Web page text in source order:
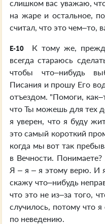
слишком вас уважаю,
на жаре и остальное,
считал, что это чем–то,
E-10
К тому же,
всегда стараюсь
чтобы что–нибудь
Писания и прошу Его
отъездом. "Помоги,
что Ты можешь для тех
я уверен, что я буду
это самый короткий
когда мы вот так
в Вечности.
Я – я – я этому верю. И
скажу что–нибудь
что это не из–за того,
случилось, потому что
по неведению.